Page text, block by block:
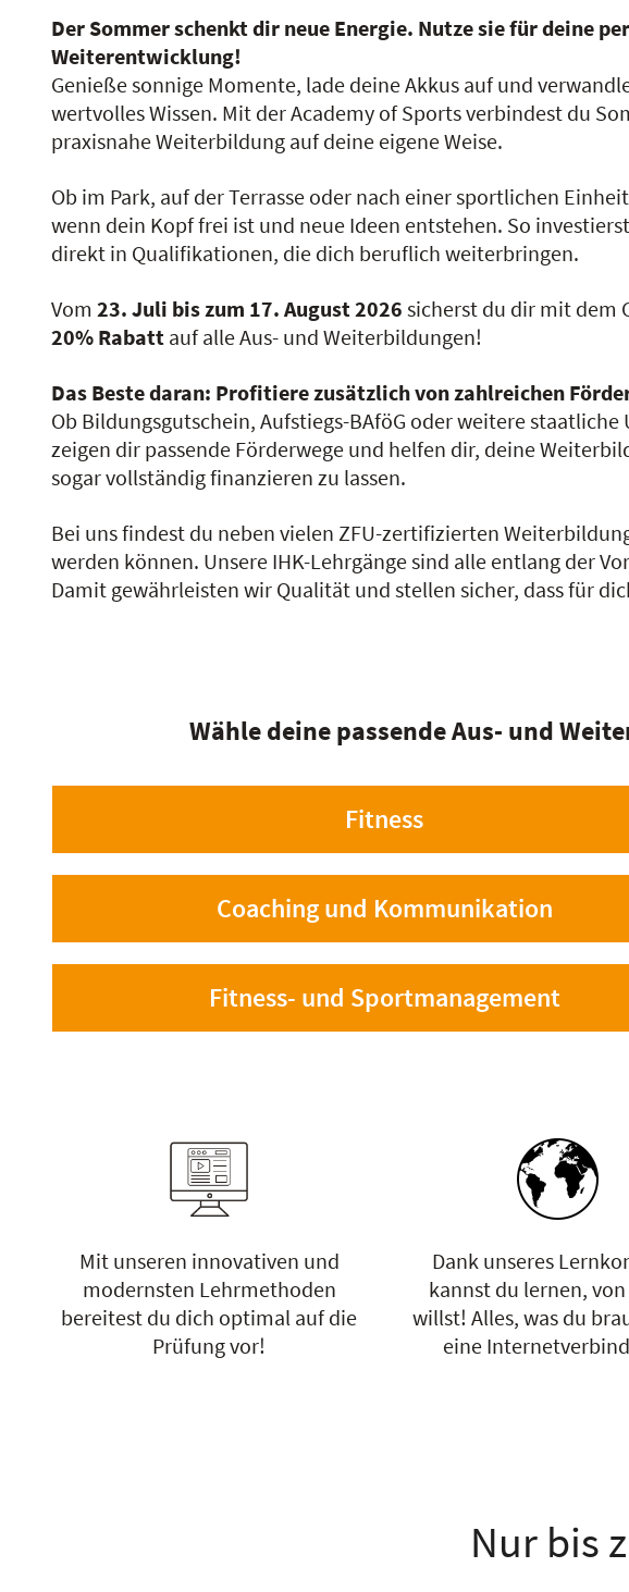
Der Sommer schenkt dir neue Energie. Nutze sie für deine
Weiterentwicklung!
Genieße sonnige Momente, lade deine Akkus auf und
wertvolles Wissen. Mit der Academy of Sports verbindest du
praxisnahe Weiterbildung auf deine eigene Weise.
Ob im Park, auf der Terrasse oder nach einer sportlichen
wenn dein Kopf frei ist und neue Ideen entstehen. So
direkt in Qualifikationen, die dich beruflich weiterbringen.
Vom23. Juli bis zum 17. August 2026 sicherst du dir mit dem
20% Rabatt auf alle Aus- und Weiterbildungen!
Das Beste daran: Profitiere zusätzlich von zahlreichen
Ob Bildungsgutschein, Aufstiegs-BAföG oder weitere
zeigen dir passende Förderwege und helfen dir, deine
sogar vollständig finanzieren zu lassen.
Bei uns findest du neben vielen ZFU-zertifizierten
werden können. Unsere IHK-Lehrgänge sind alle entlang der
Damit gewährleisten wir Qualität und stellen sicher, dass für
Wähle deine passende Aus- und
Fitness
Coaching und Kommunikation
Fitness- und Sportmanagement
Mit unseren innovativen und
modernsten Lehrmethoden
bereitest du dich optimal auf die
Prüfung vor!
Dank unseres
kannst du lernen,
willst! Alles, was du
eine
Nur bis